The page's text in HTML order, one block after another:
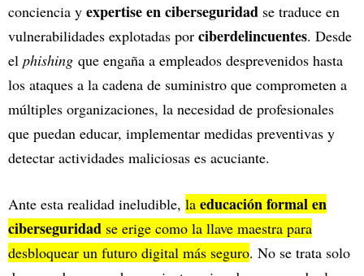
conciencia y expertise en ciberseguridad se traduce en
vulnerabilidades explotadas por ciberdelincuentes. Desde
el phishing que engaña a empleados desprevenidos hasta
los ataques a la cadena de suministro que comprometen a
múltiples organizaciones, la necesidad de profesionales
que puedan educar, implementar medidas preventivas y
detectar actividades maliciosas es acuciante.
Ante esta realidad ineludible, la educación formal en
ciberseguridad se erige como la llave maestra para
desbloquear un futuro digital más seguro. No se trata solo